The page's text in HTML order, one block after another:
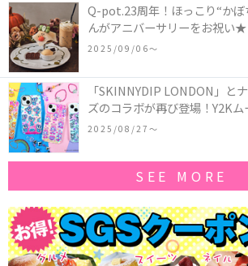
Q-pot.23周年！ほっこり“かぼ
んがアニバーサリーをお祝い
ーキアクセサリー」が新発売
「かぼちゃのオバケーキプレ
2025/09/06〜
「SKINNYDIP LONDON」と
ズのコラボが再び登場！Y2K
作コレクションを発売♪
2025/08/27〜
SEE MORE